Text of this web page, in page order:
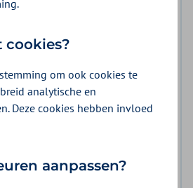
om ook cookies te
analytische en
Deze cookies hebben invloed
aanpassen?